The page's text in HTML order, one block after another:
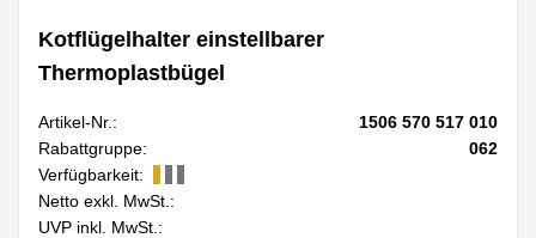
Kotflügelhalter einstellbarer
Thermoplastbügel
Artikel-Nr.:
1506 570 517 010
Rabattgruppe:
062
Verfügbarkeit:
Netto exkl. MwSt.:
UVP inkl. MwSt.: